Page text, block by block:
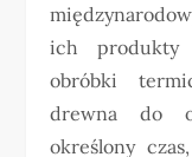
ich produkty
obróbki
drewna do
określony